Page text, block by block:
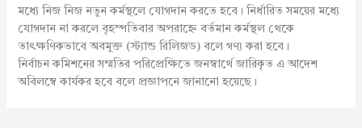
মধ্যে নিজ নিজ নতুন কর্মস্থলে যোগদান করতে হবে। নির্ধারিত সময়ের মধ্যে
যোগদান না করলে বৃহস্পতিবার অপরাহ্নে বর্তমান কর্মস্থল থেকে
তাৎক্ষণিকভাবে অবমুক্ত (স্ট্যান্ড রিলিজড) বলে গণ্য করা হবে।
নির্বাচন কমিশনের সম্মতির পরিপ্রেক্ষিতে জনস্বার্থে জারিকৃত এ আদেশ
অবিলম্বে কার্যকর হবে বলে প্রজ্ঞাপনে জানানো হয়েছে।